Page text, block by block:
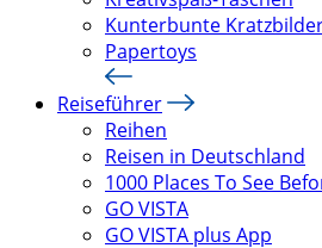
Kunterbunte
Papertoys
Reiseführer
Reihen
Reisen in Deutschland
1000 Places To See
GO VISTA
GO VISTA plus App